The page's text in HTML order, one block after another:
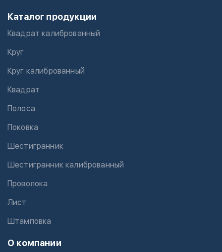
Каталог продукции
Квадрат калиброванный
Круг
Круг калиброванный
Квадрат
Полоса
Поковка
Шестигранник
Шестигранник калиброванный
Проволока
Лист
Штамповка
О компании